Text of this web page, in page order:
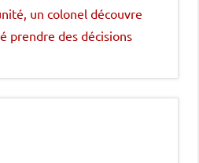
un colonel découvre
prendre des décisions